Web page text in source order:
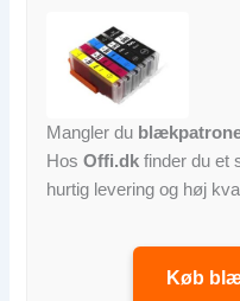
Mangler du
HosOffi.dk finder du et
hurtig levering og høj
Køb